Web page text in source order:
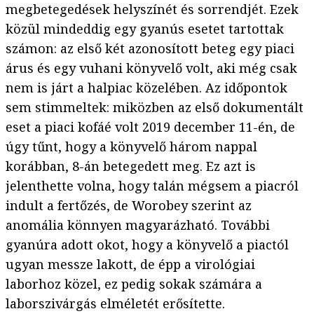
megbetegedések helyszínét és sorrendjét. Ezek
közül mindeddig egy gyanús esetet tartottak
számon: az első két azonosított beteg egy piaci
árus és egy vuhani könyvelő volt, aki még csak
nem is járt a halpiac közelében. Az időpontok
sem stimmeltek: miközben az első dokumentált
eset a piaci kofáé volt 2019 december 11-én, de
úgy tűnt, hogy a könyvelő három nappal
korábban, 8-án betegedett meg. Ez azt is
jelenthette volna, hogy talán mégsem a piacról
indult a fertőzés, de Worobey szerint az
anomália könnyen magyarázható. További
gyanúra adott okot, hogy a könyvelő a piactól
ugyan messze lakott, de épp a virológiai
laborhoz közel, ez pedig sokak számára a
laborszivárgás elméletét erősítette.